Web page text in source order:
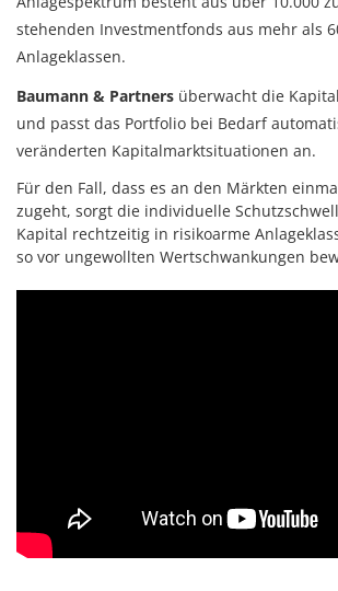
stehenden Investmentfonds aus mehr als
Anlageklassen.
Baumann & Partners überwacht die
und passt das Portfolio bei Bedarf
veränderten Kapitalmarktsituationen an.
Für den Fall, dass es an den Märkten
zugeht, sorgt die individuelle
Kapital rechtzeitig in risikoarme
so vor ungewollten Wertschwankungen